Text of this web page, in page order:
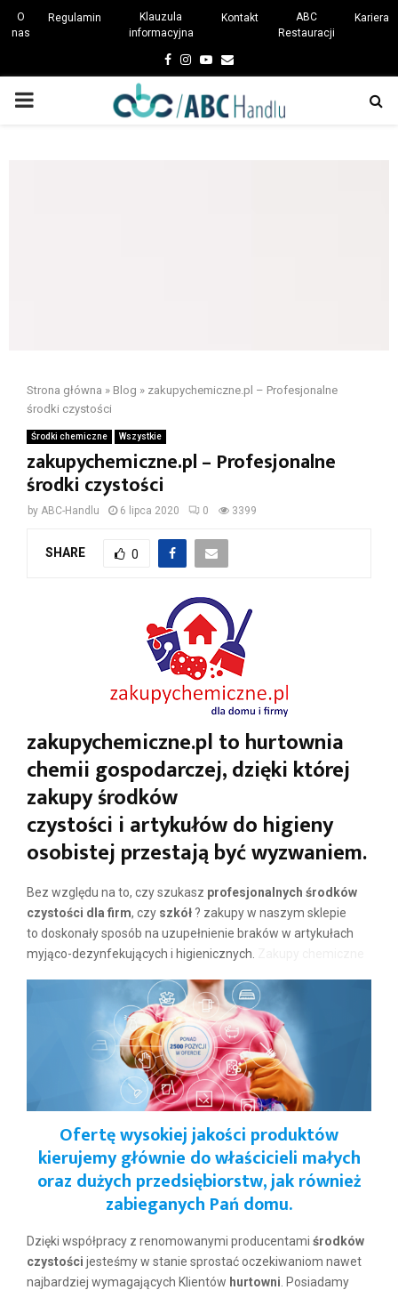
O
nas
Regulamin
Klauzula
informacyjna
Kontakt
ABC
Restauracji
Kariera
Facebook
Instagram
Youtube
Email
PRIMARY
Strona główna » Blog » zakupychemiczne.pl – Profesjonalne
środki czystości
Środki chemiczne Wszystkie
zakupychemiczne.pl – Profesjonalne
środki czystości
by ABC-Handlu 6 lipca 2020 0 3399
SHARE 0
zakupychemiczne.pl to hurtownia
chemii gospodarczej, dzięki której
zakupyśrodków
czystości i artykułów do higieny
osobistej przestają być wyzwaniem.
Bez względu na to, czy szukasz profesjonalnych środków
czystości dla firm, czy szkół ? zakupy w naszym sklepie
to doskonały sposób na uzupełnienie braków w artykułach
myjąco-dezynfekujących i higienicznych.
Ofertę wysokiej jakości produktów
kierujemy głównie do właścicieli małych
oraz dużych przedsiębiorstw, jak również
zabieganych Pań domu.
Dzięki współpracy z renomowanymi producentami środków
czystości jesteśmy w stanie sprostać oczekiwaniom nawet
najbardziej wymagających Klientów hurtowni . Posiadamy